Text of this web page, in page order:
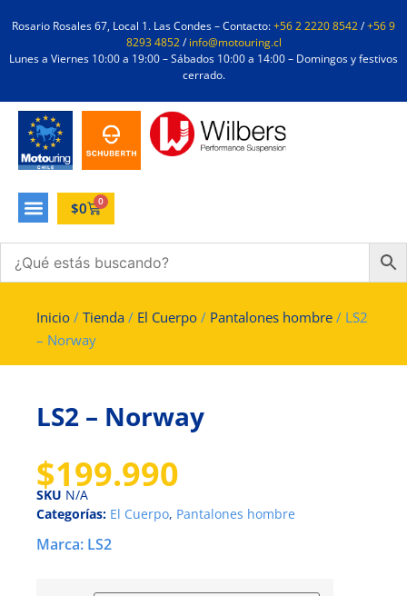
Rosario Rosales 67, Local 1. Las Condes – Contacto:+56 2 2220 8542/+56 9
8293 4852/info@motouring.cl
Lunes a Viernes 10:00 a 19:00 – Sábados 10:00 a 14:00 – Domingos y festivos
cerrado.
$0 0
Inicio / Tienda / El Cuerpo / Pantalones hombre / LS2
– Norway
LS2 – Norway
$199.990
SKU N/A
Categorías: El Cuerpo, Pantalones hombre
Marca: LS2